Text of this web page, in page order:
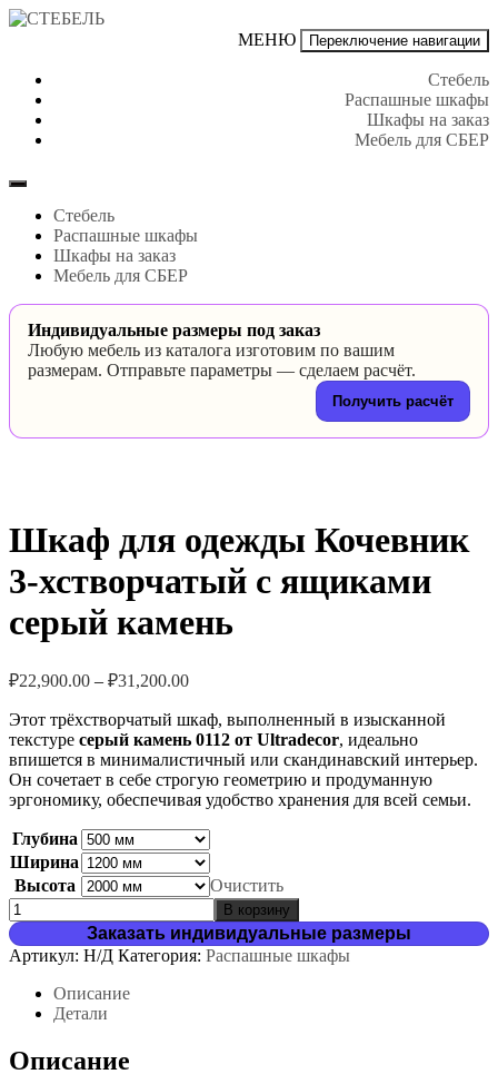
Перейти
МЕНЮ Переключение навигации
Стебель
Распашные шкафы
Шкафы на заказ
Мебель для СБЕР
Стебель
Распашные шкафы
Шкафы на заказ
Мебель для СБЕР
Индивидуальные размеры под заказ
Любую мебель из каталога изготовим по вашим
размерам. Отправьте параметры — сделаем расчёт.
Получить расчёт
Шкаф для одежды Кочевник
3-хстворчатый с ящиками
серый камень
₽22,900.00 – ₽31,200.00Диапазон
₽22,900.00
–
₽31,200.00
Этот трёхстворчатый шкаф, выполненный в изысканной
текстуре серый камень 0112 от Ultradecor, идеально
впишется в минималистичный или скандинавский интерьер.
Он сочетает в себе строгую геометрию и продуманную
эргономику, обеспечивая удобство хранения для всей семьи.
Глубина
Ширина
Высота
Очистить
Количество
товара
Шкаф
для
одежды
Кочевник
с
В корзину
Заказать индивидуальные размеры
Артикул: Н/Д Категория: Распашные шкафы
Описание
Детали
Описание